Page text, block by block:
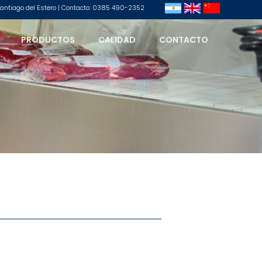
del Estero | Contacto: 0385 490-2352
PRODUCTOS CALIDAD CONTACTO